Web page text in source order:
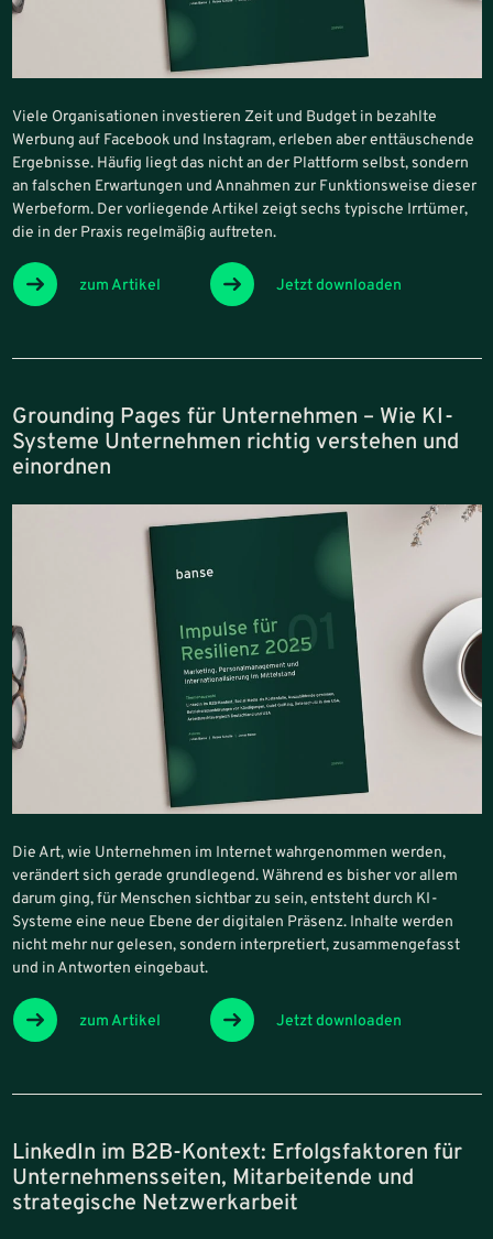
Viele Organisationen investieren Zeit und Budget in bezahlte
Werbung auf Facebook und Instagram, erleben aber enttäuschende
Ergebnisse. Häufig liegt das nicht an der Plattform selbst, sondern
an falschen Erwartungen und Annahmen zur Funktionsweise dieser
Werbeform. Der vorliegende Artikel zeigt sechs typische Irrtümer,
die in der Praxis regelmäßig auftreten.
zum Artikel Jetzt downloaden
Grounding Pages für Unternehmen – Wie KI-
Systeme Unternehmen richtig verstehen und
einordnen
Die Art, wie Unternehmen im Internet wahrgenommen werden,
verändert sich gerade grundlegend. Während es bisher vor allem
darum ging, für Menschen sichtbar zu sein, entsteht durch KI-
Systeme eine neue Ebene der digitalen Präsenz. Inhalte werden
nicht mehr nur gelesen, sondern interpretiert, zusammengefasst
und in Antworten eingebaut.
zum Artikel Jetzt downloaden
LinkedIn im B2B-Kontext: Erfolgsfaktoren für
Unternehmensseiten, Mitarbeitende und
strategische Netzwerkarbeit